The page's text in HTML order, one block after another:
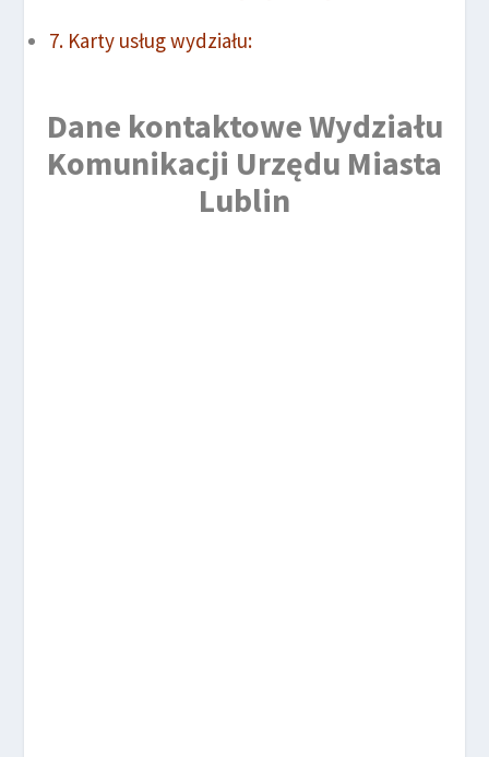
Karty usług wydziału:
Dane kontaktowe Wydziału
Komunikacji Urzędu Miasta
Lublin